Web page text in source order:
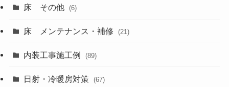
床 その他 (6)
床 メンテナンス・補修 (21)
内装工事施工例 (89)
日射・冷暖房対策 (67)